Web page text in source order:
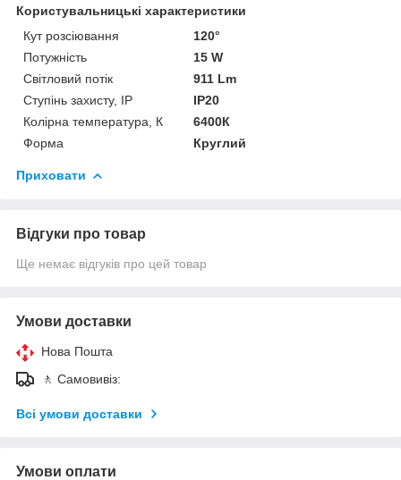
Користувальницькі характеристики
Кут розсіювання
120°
Потужність
15 W
Світловий потік
911 Lm
Ступінь захисту, IP
ІР20
Колірна температура, К
6400К
Форма
Круглий
Приховати
Відгуки про товар
Ще немає відгуків про цей товар
Умови доставки
Нова Пошта
🚶 Самовивіз:
Всі умови доставки
Умови оплати